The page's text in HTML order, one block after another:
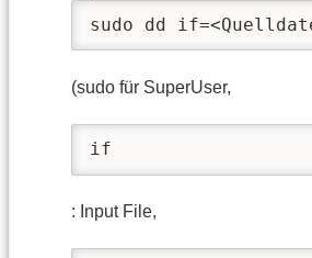
sudo dd
(sudo für SuperUser,
if
: Input File,